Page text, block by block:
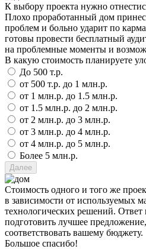
К выбору проекта нужно
Плохо проработанный дом
проблем и больно ударит по
готовы провести бесплатный
на проблемные моменты и
В какую стоимость планируете
До 500 т.р.
от 500 т.р. до 1 млн.р.
от 1 млн.р. до 1.5 млн.р.
от 1.5 млн.р. до 2 млн.р.
от 2 млн.р. до 3 млн.р.
от 3 млн.р. до 4 млн.р.
от 4 млн.р. до 5 млн.р.
Более 5 млн.р.
Стоимость одного и того же
в зависимости от используемых
технологических решений.
подготовить лучшее
соответствовать вашему бюджету.
Большое спасибо!